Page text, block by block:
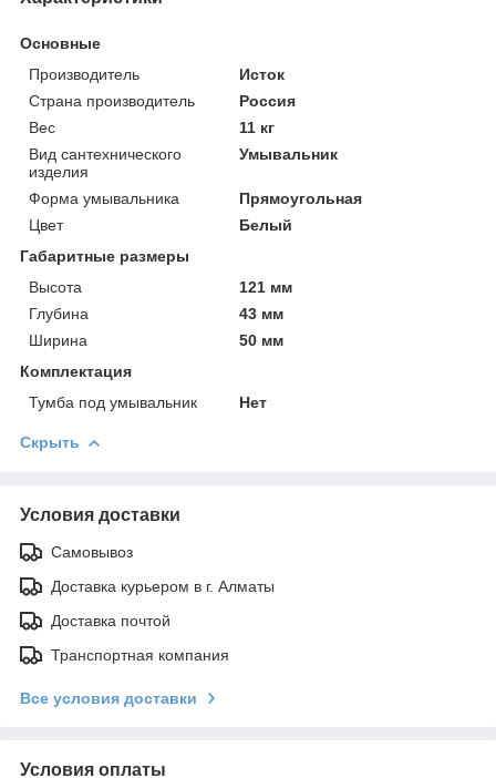
Основные
Производитель
Исток
Страна производитель
Россия
Вес
11 кг
Вид сантехнического
изделия
Умывальник
Форма умывальника
Прямоугольная
Цвет
Белый
Габаритные размеры
Высота
121 мм
Глубина
43 мм
Ширина
50 мм
Комплектация
Тумба под умывальник
Нет
Скрыть
Условия доставки
Самовывоз
Доставка курьером в г. Алматы
Доставка почтой
Транспортная компания
Все условия доставки
Условия оплаты